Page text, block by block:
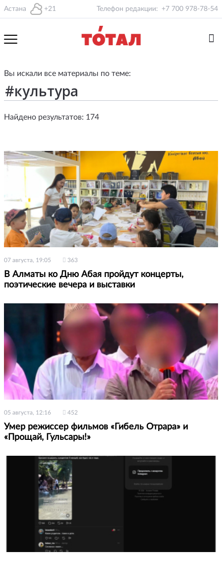
Астана +21 Телефон редакции: +7 700 978-78-54
Вы искали все материалы по теме:
Найдено результатов: 174
07 августа, 19:05 363
В Алматы ко Дню Абая пройдут концерты,
поэтические вечера и выставки
05 августа, 12:16 452
Умер режиссер фильмов «Гибель Отрара» и
«Прощай, Гульсары!»